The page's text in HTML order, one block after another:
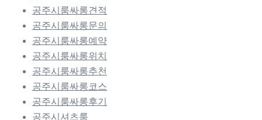
공주시룸싸롱견적
공주시룸싸롱문의
공주시룸싸롱예약
공주시룸싸롱위치
공주시룸싸롱추천
공주시룸싸롱코스
공주시룸싸롱후기
공주시셔츠룸